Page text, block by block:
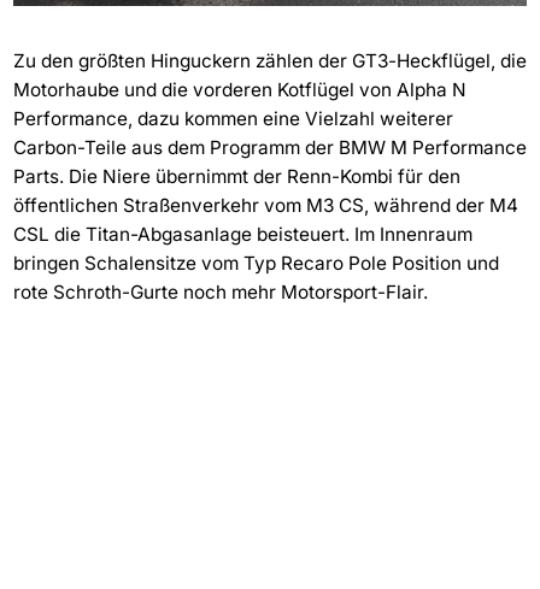
Zu den größten Hinguckern zählen der GT3-Heckflügel, die
Motorhaube und die vorderen Kotflügel von Alpha N
Performance, dazu kommen eine Vielzahl weiterer
Carbon-Teile aus dem Programm der BMW M Performance
Parts. Die Niere übernimmt der Renn-Kombi für den
öffentlichen Straßenverkehr vom M3 CS, während der M4
CSL die Titan-Abgasanlage beisteuert. Im Innenraum
bringen Schalensitze vom Typ Recaro Pole Position und
rote Schroth-Gurte noch mehr Motorsport-Flair.